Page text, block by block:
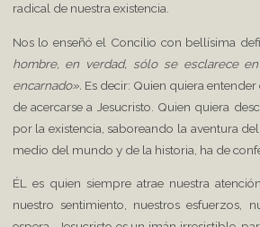
radical de nuestra existencia.
Nos lo enseñó el Concilio con bellísima
hombre, en verdad, sólo se esclarece
encarnado». Es decir: Quien quiera
de acercarse a Jesucristo. Quien quiera
por la existencia, saboreando la aventura
medio del mundo y de la historia, ha de
ÉL es quien siempre atrae nuestra
nuestro sentimiento, nuestros esfuerzos,